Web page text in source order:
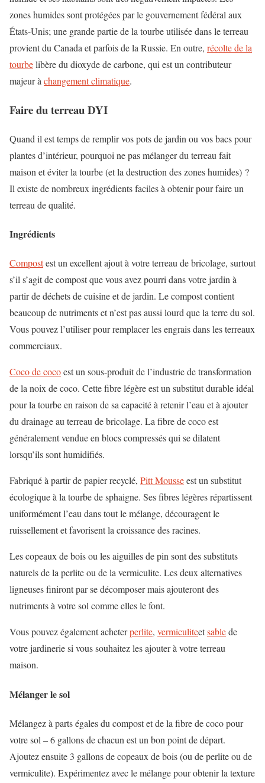
zones humides sont protégées par le gouvernement fédéral aux
États-Unis; une grande partie de la tourbe utilisée dans le terreau
provient du Canada et parfois de la Russie. En outre, récolte de la
tourbelibère du dioxyde de carbone, qui est un contributeur
majeur àchangement climatique.
Faire du terreau DYI
Quand il est temps de remplir vos pots de jardin ou vos bacs pour
plantes d’intérieur, pourquoi ne pas mélanger du terreau fait
maison et éviter la tourbe (et la destruction des zones humides) ?
Il existe de nombreux ingrédients faciles à obtenir pour faire un
terreau de qualité.
Ingrédients
Compostest un excellent ajout à votre terreau de bricolage, surtout
s’il s’agit de compost que vous avez pourri dans votre jardin à
partir de déchets de cuisine et de jardin. Le compost contient
beaucoup de nutriments et n’est pas aussi lourd que la terre du sol.
Vous pouvez l’utiliser pour remplacer les engrais dans les terreaux
commerciaux.
Coco de cocoest un sous-produit de l’industrie de transformation
de la noix de coco. Cette fibre légère est un substitut durable idéal
pour la tourbe en raison de sa capacité à retenir l’eau et à ajouter
du drainage au terreau de bricolage. La fibre de coco est
généralement vendue en blocs compressés qui se dilatent
lorsqu’ils sont humidifiés.
Fabriqué à partir de papier recyclé, Pitt Mousseest un substitut
écologique à la tourbe de sphaigne. Ses fibres légères répartissent
uniformément l’eau dans tout le mélange, découragent le
ruissellement et favorisent la croissance des racines.
Les copeaux de bois ou les aiguilles de pin sont des substituts
naturels de la perlite ou de la vermiculite. Les deux alternatives
ligneuses finiront par se décomposer mais ajouteront des
nutriments à votre sol comme elles le font.
Vous pouvez également acheterperlite, vermiculiteetsablede
votre jardinerie si vous souhaitez les ajouter à votre terreau
maison.
Mélanger le sol
Mélangez à parts égales du compost et de la fibre de coco pour
votre sol – 6 gallons de chacun est un bon point de départ.
Ajoutez ensuite 3 gallons de copeaux de bois (ou de perlite ou de
vermiculite). Expérimentez avec le mélange pour obtenir la texture